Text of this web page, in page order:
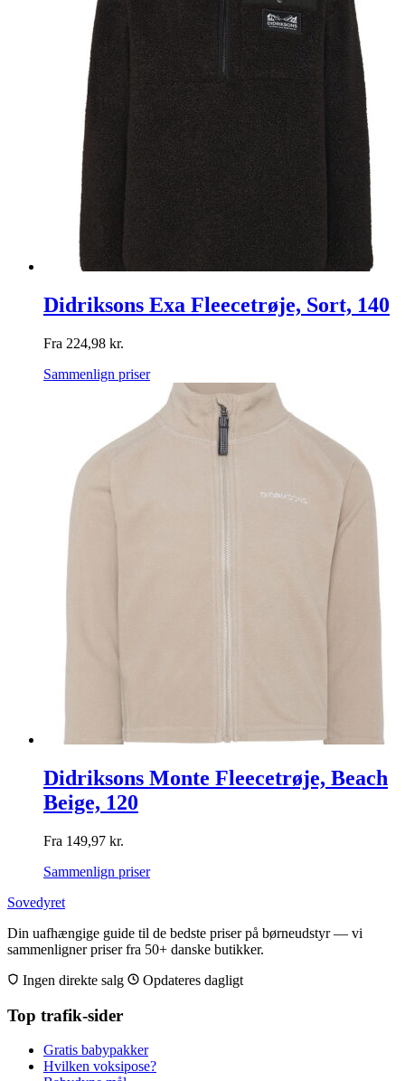
Didriksons Exa Fleecetrøje, Sort, 140
Fra 224,98 kr.
Sammenlign priser
Didriksons Monte Fleecetrøje, Beach
Beige, 120
Fra 149,97 kr.
Sammenlign priser
Sovedyret
Din uafhængige guide til de bedste priser på børneudstyr — vi
sammenligner priser fra 50+ danske butikker.
Ingen direkte salg
Opdateres dagligt
Top trafik-sider
Gratis babypakker
Hvilken voksipose?